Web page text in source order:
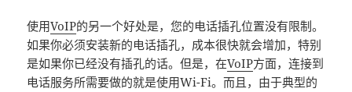
使用VoIP的另一个好处是，您的电话插孔位置没有限制。
如果你必须安装新的电话插孔，成本很快就会增加，特别
是如果你已经没有插孔的话。但是，在VoIP方面，连接到
电话服务所需要做的就是使用Wi-Fi。而且，由于典型的